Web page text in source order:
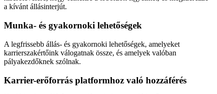
a kívánt állásinterjút.
Munka- és gyakornoki lehetőségek
A legfrissebb állás- és gyakornoki lehetőségek, amelyeket
karrierszakértőink válogatnak össze, és amelyek valóban
pályakezdőknek szólnak.
Karrier-erőforrás platformhoz való hozzáférés